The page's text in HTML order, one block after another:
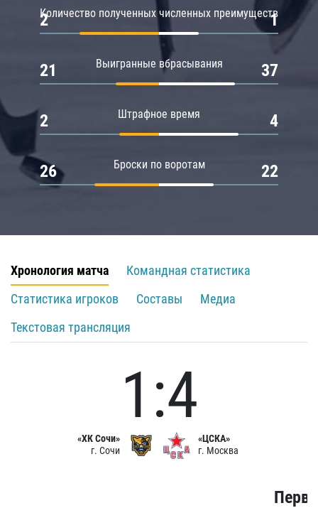
Количество полученных численных преимуществ
2 1
Выигранные вбрасывания
21 37
Штрафное время
2 4
Броски по воротам
26 22
Хронология матча
Командная статистика
Статистика игроков
Составы
Медиа
Текстовая трансляция
«ХК Сочи»
г. Сочи
1:4
«ЦСКА»
г. Москва